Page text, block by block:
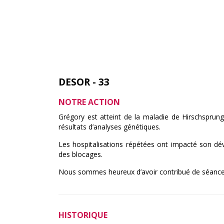
DESOR - 33
NOTRE ACTION
Grégory est atteint de la maladie de
résultats d’analyses génétiques.
Les hospitalisations répétées ont impacté son
des blocages.
Nous sommes heureux d’avoir contribué de
HISTORIQUE